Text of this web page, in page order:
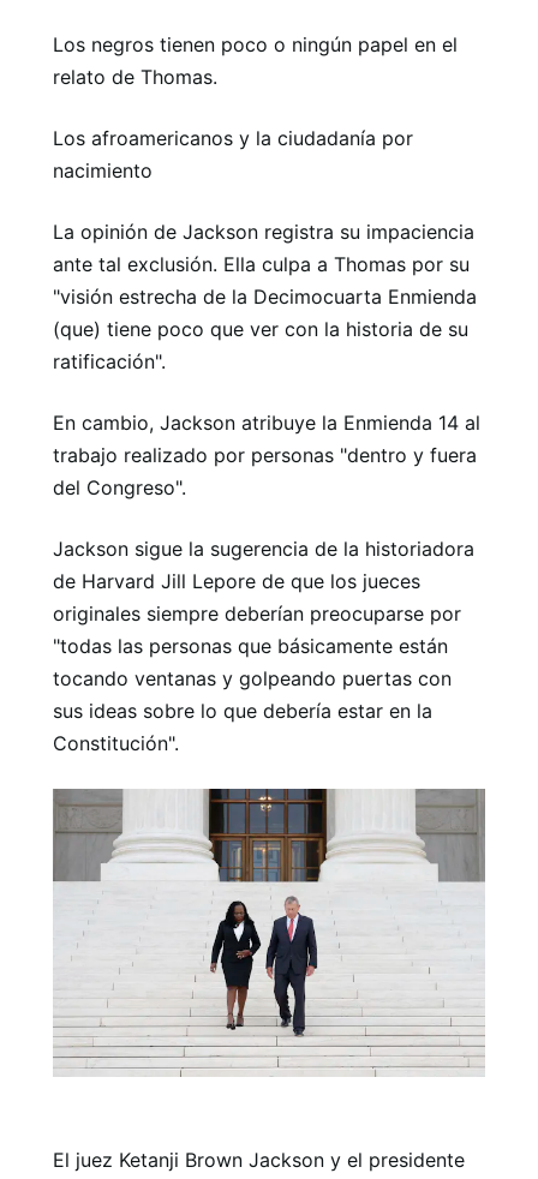
Los negros tienen poco o ningún papel en el
relato de Thomas.
Los afroamericanos y la ciudadanía por
nacimiento
La opinión de Jackson registra su impaciencia
ante tal exclusión. Ella culpa a Thomas por su
"visión estrecha de la Decimocuarta Enmienda
(que) tiene poco que ver con la historia de su
ratificación".
En cambio, Jackson atribuye la Enmienda 14 al
trabajo realizado por personas "dentro y fuera
del Congreso".
Jackson sigue la sugerencia de la historiadora
de Harvard Jill Lepore de que los jueces
originales siempre deberían preocuparse por
"todas las personas que básicamente están
tocando ventanas y golpeando puertas con
sus ideas sobre lo que debería estar en la
Constitución".
El juez Ketanji Brown Jackson y el presidente